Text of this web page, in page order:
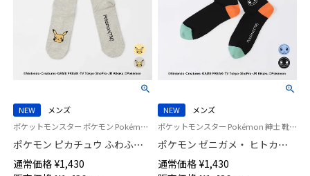
NEW
メンズ
ポケットモンスター ポケモン Pokémon 紳士 靴下 男性
ポケモン ピカチュウ ふわふわ
フェイス クルー丈 カジュアル
ソックス メンズ 日本製
通常価格 ¥1,430
NEW
メンズ
ポケットモンスター Pokémon 紳士 靴下 男性
ポケモン ゼニガメ・ ヒトカ
ゲ・ フシギダネ プリント クル
ー丈 カジュアル ソックス メン
通常価格 ¥1,430